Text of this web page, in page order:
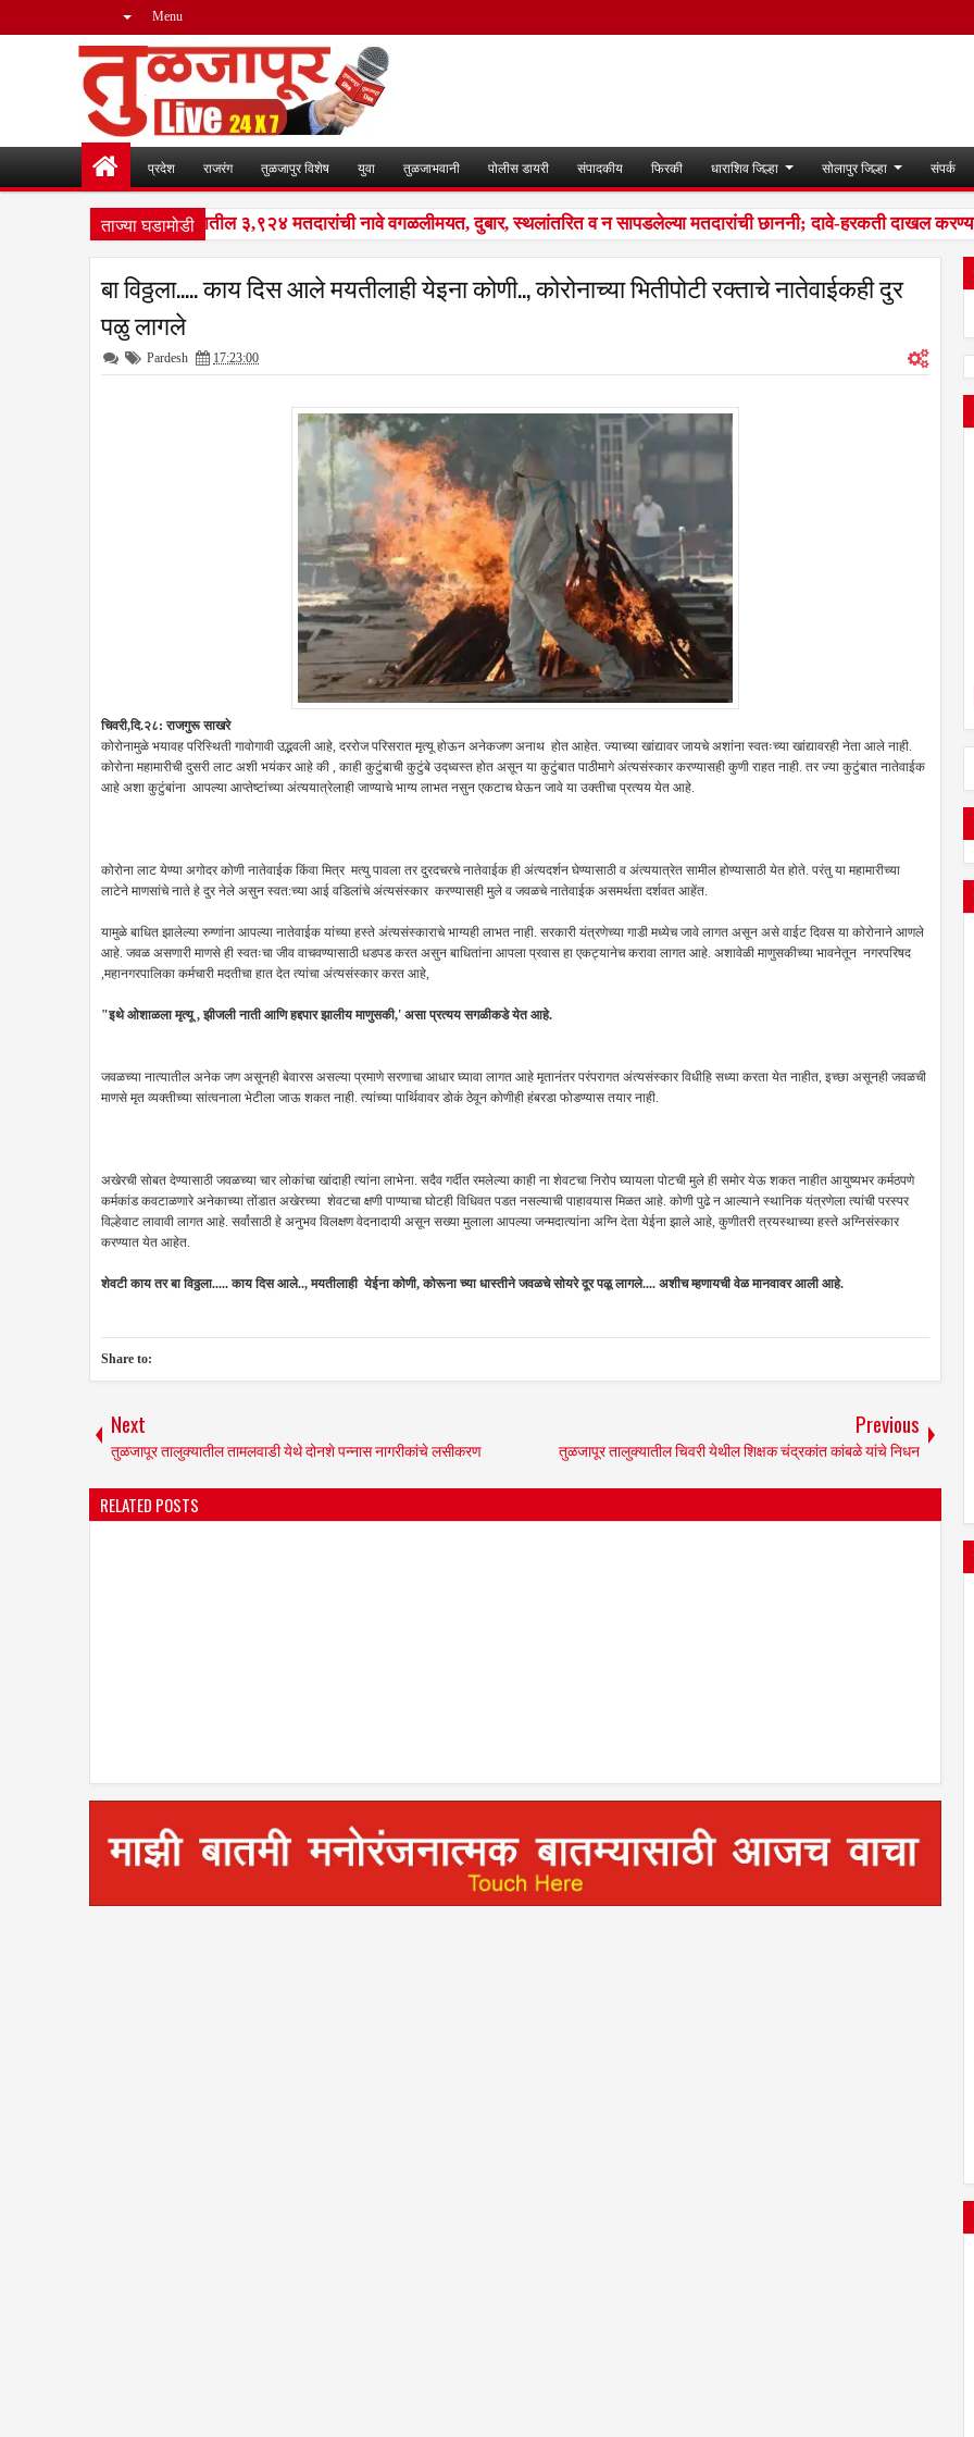
Menu
प्रदेश राजरंग तुळजापुर विशेष युवा तुळजाभवानी पोलीस डायरी संपादकीय फिरकी धाराशिव जिल्हा सोलापुर जिल्हा संपर्क
ताज्या घडामोडी
मोहीम : नळदुर्ग शहरातील ३,९२४ मतदारांची नावे वगळलीमयत, दुबार, स्थलांतरित व न सापडलेल्या मतदारांची छाननी; दावे-हरकती दाखल
बा विठ्ठला..... काय दिस आले मयतीलाही येइना कोणी.., कोरोनाच्या भितीपोटी रक्ताचे नातेवाईकही दुर
पळु लागले
Pardesh 17:23:00
चिवरी,दि.२८: राजगुरू साखरे
कोरोनामुळे भयावह परिस्थिती गावोगावी उद्भवली आहे, दररोज परिसरात मृत्यू होऊन अनेकजण अनाथ होत आहेत. ज्याच्या खांद्यावर जायचे अशांना स्वतःच्या खांद्यावरही नेता आले नाही.
कोरोना महामारीची दुसरी लाट अशी भयंकर आहे की , काही कुटुंबाची कुटुंबे उद्ध्वस्त होत असून या कुटुंबात पाठीमागे अंत्यसंस्कार करण्यासही कुणी राहत नाही. तर ज्या कुटुंबात नातेवाईक
आहे अशा कुटुंबांना आपल्या आप्तेष्टांच्या अंत्ययात्रेलाही जाण्याचे भाग्य लाभत नसुन एकटाच घेऊन जावे या उक्तीचा प्रत्यय येत आहे.
कोरोना लाट येण्या अगोदर कोणी नातेवाईक किंवा मित्र मत्यु पावला तर दुरदचरचे नातेवाईक ही अंत्यदर्शन घेण्यासाठी व अंत्ययात्रेत सामील होण्यासाठी येत होते. परंतु या महामारीच्या
लाटेने माणसांचे नाते हे दुर नेले असुन स्वत:च्या आई वडिलांचे अंत्यसंस्कार करण्यासही मुले व जवळचे नातेवाईक असमर्थता दर्शवत आहेंत.
यामुळे बाधित झालेल्या रुग्णांना आपल्या नातेवाईक यांच्या हस्ते अंत्यसंस्काराचे भाग्यही लाभत नाही. सरकारी यंत्रणेच्या गाडी मध्येच जावे लागत असून असे वाईट दिवस या कोरोनाने आणले
आहे. जवळ असणारी माणसे ही स्वतःचा जीव वाचवण्यासाठी धडपड करत असुन बाधितांना आपला प्रवास हा एकट्यानेच करावा लागत आहे. अशावेळी माणुसकीच्या भावनेतून नगरपरिषद
,महानगरपालिका कर्मचारी मदतीचा हात देत त्यांचा अंत्यसंस्कार करत आहे,
"इथे ओशाळला मृत्यू , झीजली नाती आणि हद्दपार झालीय माणुसकी,' असा प्रत्यय सगळीकडे येत आहे.
जवळच्या नात्यातील अनेक जण असूनही बेवारस असल्या प्रमाणे सरणाचा आधार घ्यावा लागत आहे मृतानंतर परंपरागत अंत्यसंस्कार विधीहि सध्या करता येत नाहीत, इच्छा असूनही जवळची
माणसे मृत व्यक्तीच्या सांत्वनाला भेटीला जाऊ शकत नाही. त्यांच्या पार्थिवावर डोकं ठेवून कोणीही हंबरडा फोडण्यास तयार नाही.
अखेरची सोबत देण्यासाठी जवळच्या चार लोकांचा खांदाही त्यांना लाभेना. सदैव गर्दीत रमलेल्या काही ना शेवटचा निरोप घ्यायला पोटची मुले ही समोर येऊ शकत नाहीत आयुष्यभर कर्मठपणे
कर्मकांड कवटाळणारे अनेकाच्या तोंडात अखेरच्या शेवटचा क्षणी पाण्याचा घोटही विधिवत पडत नसल्याची पाहावयास मिळत आहे. कोणी पुढे न आल्याने स्थानिक यंत्रणेला त्यांची परस्पर
विल्हेवाट लावावी लागत आहे. सर्वांसाठी हे अनुभव विलक्षण वेदनादायी असून सख्या मुलाला आपल्या जन्मदात्यांना अग्नि देता येईना झाले आहे, कुणीतरी त्रयस्थाच्या हस्ते अग्निसंस्कार
करण्यात येत आहेत.
शेवटी काय तर बा विठ्ठला..... काय दिस आले.., मयतीलाही येईना कोणी, कोरूना च्या धास्तीने जवळचे सोयरे दूर पळू लागले.... अशीच म्हणायची वेळ मानवावर आली आहे.
Share to:
Next
तुळजापूर तालुक्यातील तामलवाडी येथे दोनशे पन्नास नागरीकांचे लसीकरण
Previous
तुळजापूर तालुक्यातील चिवरी येथील शिक्षक चंद्रकांत कांबळे यांचे निधन
RELATED POSTS